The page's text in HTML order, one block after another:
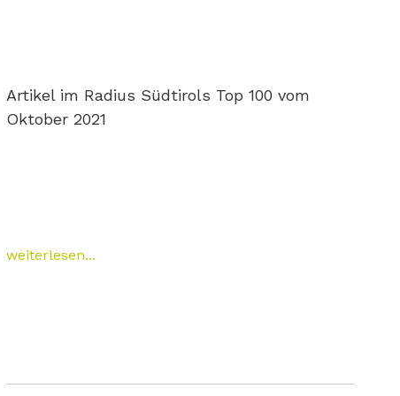
Artikel im Radius Südtirols Top 100 vom
Oktober 2021
weiterlesen...